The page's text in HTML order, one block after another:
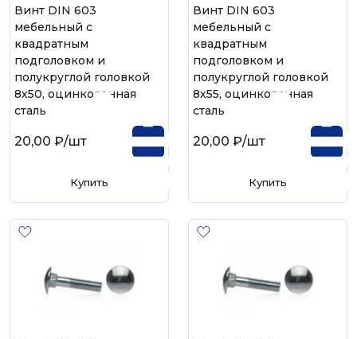
Винт DIN 603
мебельный с
квадратным
подголовком и
полукруглой головкой
8х50, оцинкованная
сталь
20,00 ₽/шт
Купить
Винт DIN 603
мебельный с
квадратным
подголовком и
полукруглой головкой
8х55, оцинкованная
сталь
20,00 ₽/шт
Купить